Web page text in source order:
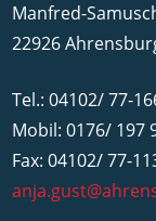
Manfred-
22926
Tel.: 04102/ 77-
Mobil: 0176/ 197
Fax: 04102/ 77-